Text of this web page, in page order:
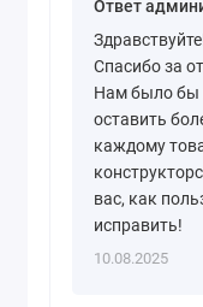
Ответ
Спасибо за
Нам было бы
оставить
каждому
вас, как
исправить!
10.08.2025